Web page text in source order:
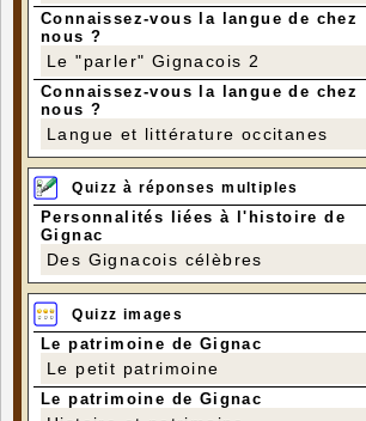
Connaissez-vous la langue de chez
nous ?
Le "parler" Gignacois 2
Connaissez-vous la langue de chez
nous ?
Langue et littérature occitanes
Quizz à réponses multiples
Personnalités liées à l'histoire de
Gignac
Des Gignacois célèbres
Quizz images
Le patrimoine de Gignac
Le petit patrimoine
Le patrimoine de Gignac